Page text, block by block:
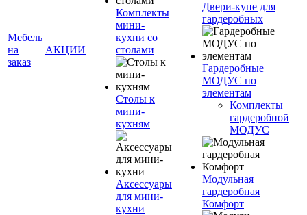
Мебель
на
заказ
АКЦИИ
Комплекты
мини-
кухни со
столами
Столы к
мини-
кухням
Аксессуары
для мини-
кухни
Двери-купе для
гардеробных
Гардеробные
МОДУС по
элементам
Комплекты
гардеробной
МОДУС
Модульная
гардеробная
Комфорт